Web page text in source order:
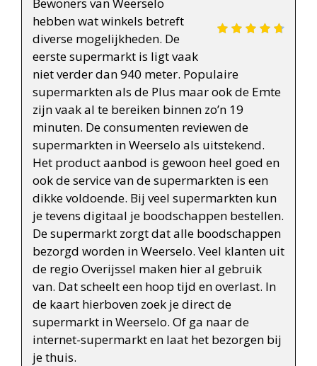
hebben wat winkels betreft
diverse mogelijkheden. De
eerste supermarkt is ligt vaak
niet verder dan 940 meter. Populaire
supermarkten als de Plus maar ook de Emte
zijn vaak al te bereiken binnen zo’n 19
minuten. De consumenten reviewen de
supermarkten in Weerselo als uitstekend.
Het product aanbod is gewoon heel goed en
ook de service van de supermarkten is een
dikke voldoende. Bij veel supermarkten kun
je tevens digitaal je boodschappen bestellen.
De supermarkt zorgt dat alle boodschappen
bezorgd worden in Weerselo. Veel klanten uit
de regio Overijssel maken hier al gebruik
van. Dat scheelt een hoop tijd en overlast. In
de kaart hierboven zoek je direct de
supermarkt in Weerselo. Of ga naar de
internet-supermarkt en laat het bezorgen bij
je thuis.